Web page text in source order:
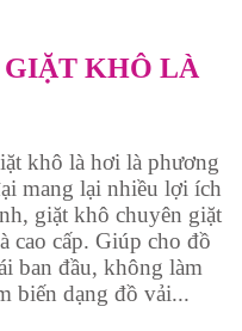
KHÔ LÀ
khô là hơi là phương
mang lại nhiều lợi ích
giặt khô chuyên giặt
cao cấp. Giúp cho đồ
ban đầu, không làm
biến dạng đồ vải...